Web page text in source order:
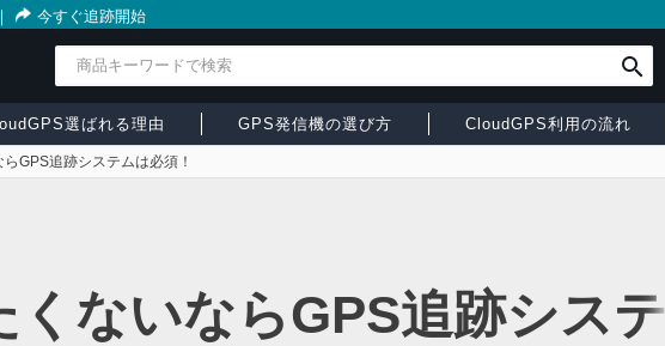
｜ 今すぐ追跡開始
選ばれる理由 GPS発信機の選び方 CloudGPS利用の流れ
GPS追跡システムは必須！
くないならGPS追跡システ